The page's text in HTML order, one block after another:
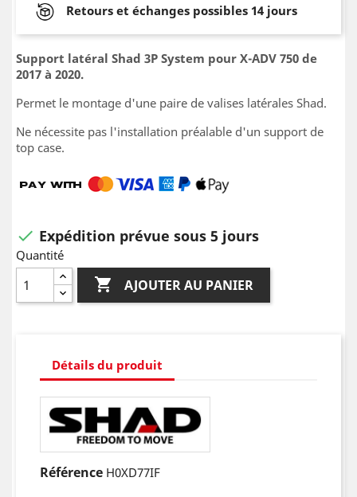
Retours et échanges possibles 14 jours
Support latéral Shad 3P System pour X-ADV 750 de
2017 à 2020.
Permet le montage d'une paire de valises latérales Shad.
Ne nécessite pas l'installation préalable d'un support de
top case.
 Expédition prévue sous 5 jours
Quantité
 AJOUTER AU PANIER
Détails du produit
Référence H0XD77IF